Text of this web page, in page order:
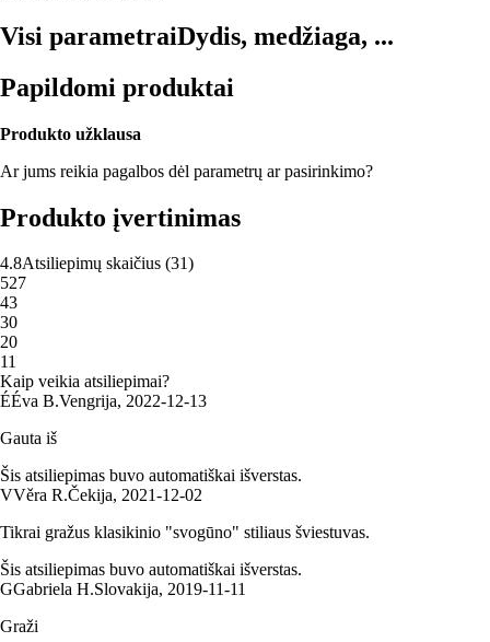
Visi parametraiDydis, medžiaga, ...
Papildomi produktai
Produkto užklausa
Ar jums reikia pagalbos dėl parametrų ar pasirinkimo?
Produkto įvertinimas
4.8Atsiliepimų skaičius (31)
527
43
30
20
11
Kaip veikia atsiliepimai?
ÉÉva B.Vengrija, 2022‑12‑13
Gauta iš
Šis atsiliepimas buvo automatiškai išverstas.
VVěra R.Čekija, 2021‑12‑02
Tikrai gražus klasikinio "svogūno" stiliaus šviestuvas.
Šis atsiliepimas buvo automatiškai išverstas.
GGabriela H.Slovakija, 2019‑11‑11
Graži